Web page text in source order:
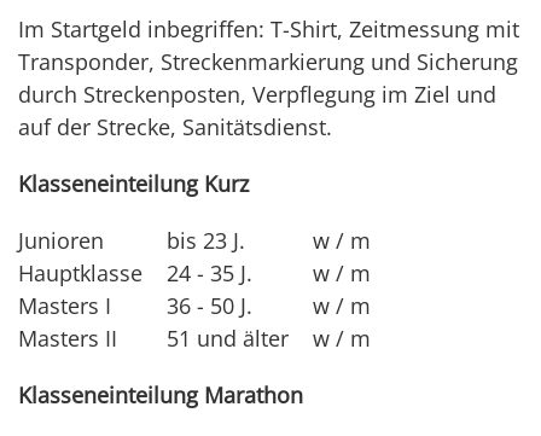
Im Startgeld inbegriffen: T-Shirt, Zeitmessung mit
Transponder, Streckenmarkierung und Sicherung
durch Streckenposten, Verpflegung im Ziel und
auf der Strecke, Sanitätsdienst.
Klasseneinteilung Kurz
Junioren
bis 23 J.
w / m
Hauptklasse
24 - 35 J.
w / m
Masters I
36 - 50 J.
w / m
Masters II
51 und älter
w / m
Klasseneinteilung Marathon